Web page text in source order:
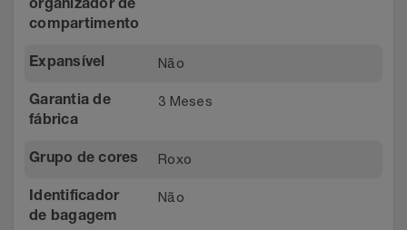
organizador de
compartimento
Expansível Não
Garantia de
fábrica
3 Meses
Grupo de cores Roxo
Identificador
de bagagem
Não